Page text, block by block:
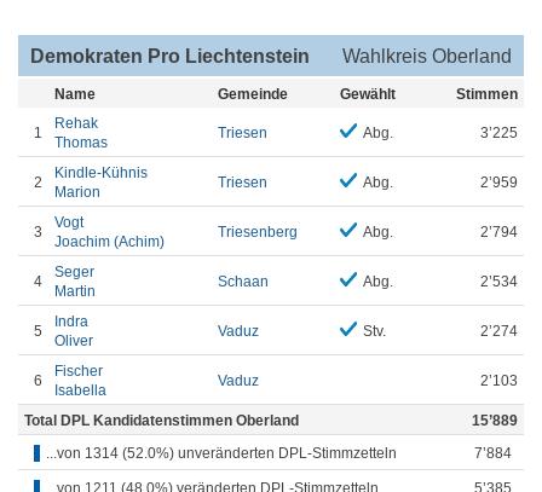
Demokraten Pro Liechtenstein Wahlkreis Oberland
Name Gemeinde Gewählt Stimmen
1
Rehak
Thomas
Triesen Abg. 3’225
2
Kindle-Kühnis
Marion
Triesen Abg. 2’959
3
Vogt
Joachim (Achim)
Triesenberg Abg. 2’794
4
Seger
Martin
Schaan Abg. 2’534
5
Indra
Oliver
Vaduz Stv. 2’274
6
Fischer
Isabella
Vaduz 2’103
Total DPL Kandidatenstimmen Oberland
15’889
...von 1314 (52.0%) unveränderten DPL-Stimmzetteln
7’884